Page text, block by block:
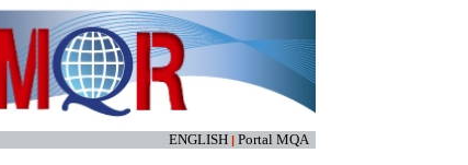
ENGLISH | Portal MQA